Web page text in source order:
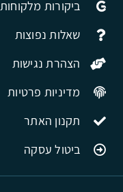
ביקורות מלקוחות
שאלות נפוצות
הצהרת נגישות
מדיניות פרטיות
תקנון האתר
ביטול עסקה